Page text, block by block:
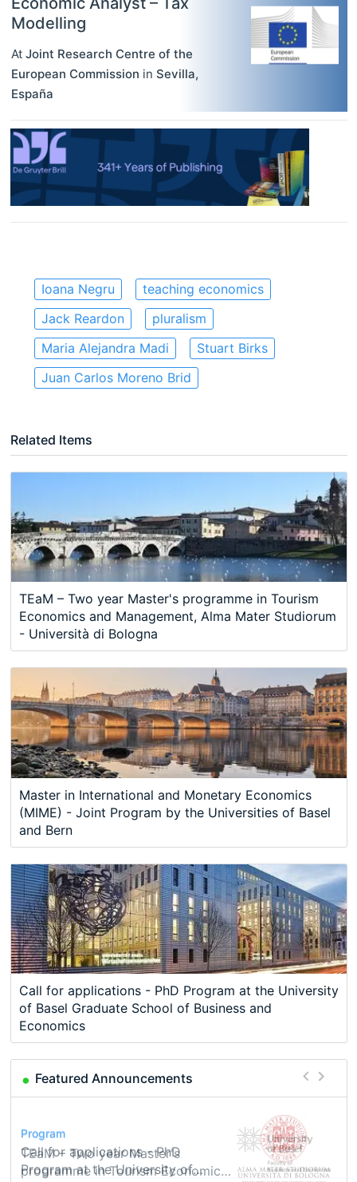
Modelling
At Joint Research Centre of the
European Commission in Sevilla,
España
Ioana Negru
teaching economics
Jack Reardon
pluralism
Maria Alejandra Madi
Stuart Birks
Juan Carlos Moreno Brid
Related Items
TEaM – Two year Master's programme in Tourism
Economics and Management, Alma Mater Studiorum
- Università di Bologna
Master in International and Monetary Economics
(MIME) - Joint Program by the Universities of Basel
and Bern
Call for applications - PhD Program at the University
of Basel Graduate School of Business and
Economics
Featured Announcements
Conference
Modern Difference-in-Differences:
New Problems, New Solutions -…
Program
Call for applications - PhD
Program at the University of
Program
TEaM – Two year Master's
programme in Tourism Economics
Conference
48th RSEP International
Course
Oxford University Economics
Summer School
Job
Economic Analyst – Tax Modelling